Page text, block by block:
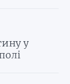
у